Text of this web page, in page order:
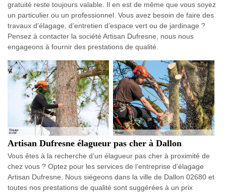
gratuité reste toujours valable. Il en est de même que vous soyez
un particulier ou un professionnel. Vous avez besoin de faire des
travaux d’élagage, d’entretien d’espace vert ou de jardinage ?
Pensez à contacter la société Artisan Dufresne, nous nous
engageons à fournir des prestations de qualité.
Artisan Dufresne élagueur pas cher à Dallon
Vous êtes à la recherche d’un élagueur pas cher à proximité de
chez vous ? Optez pour les services de l’entreprise d’élagage
Artisan Dufresne. Nous siégeons dans la ville de Dallon 02680 et
toutes nos prestations de qualité sont suggérées à un prix